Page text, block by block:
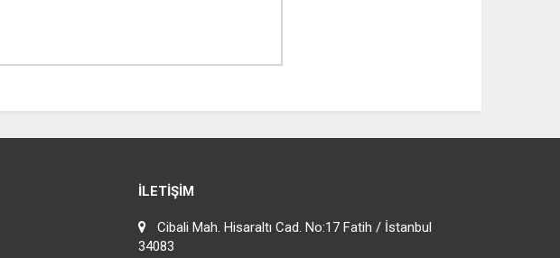
İLETIŞIM
Cibali Mah. Hisaraltı Cad. No:17 Fatih / İstanbul
34083